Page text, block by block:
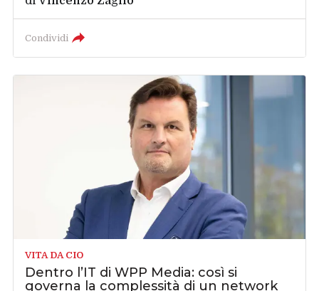
Condividi
VITA DA CIO
Dentro l’IT di WPP Media: così si
governa la complessità di un network